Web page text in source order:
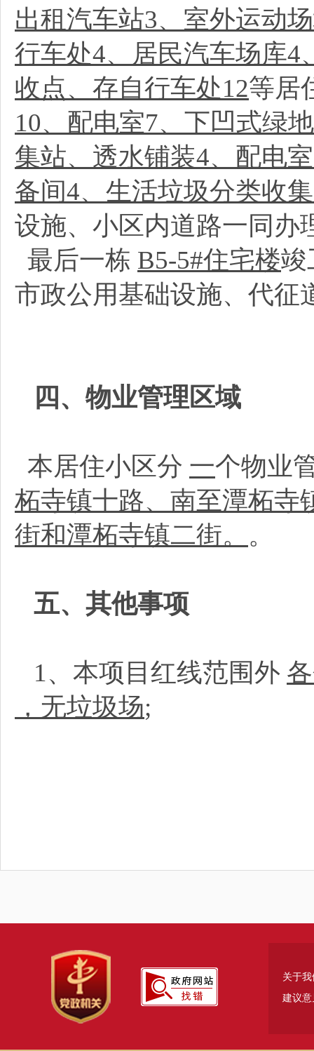
出租汽车站3、室外运动
行车处4、居民汽车场库4
收点、存自行车处12等居
10、配电室7、下凹式绿
集站、透水铺装4、配电
备间4、生活垃圾分类收
设施、小区内道路一同办
最后一栋 B5-5#住宅楼竣
市政公用基础设施、代征
四、物业管理区域
本居住小区分 一个物业
柘寺镇十路、南至潭柘寺
街和潭柘寺镇二街。 。
五、其他事项
1、本项目红线范围外
，无垃圾场;
关于我
建议意